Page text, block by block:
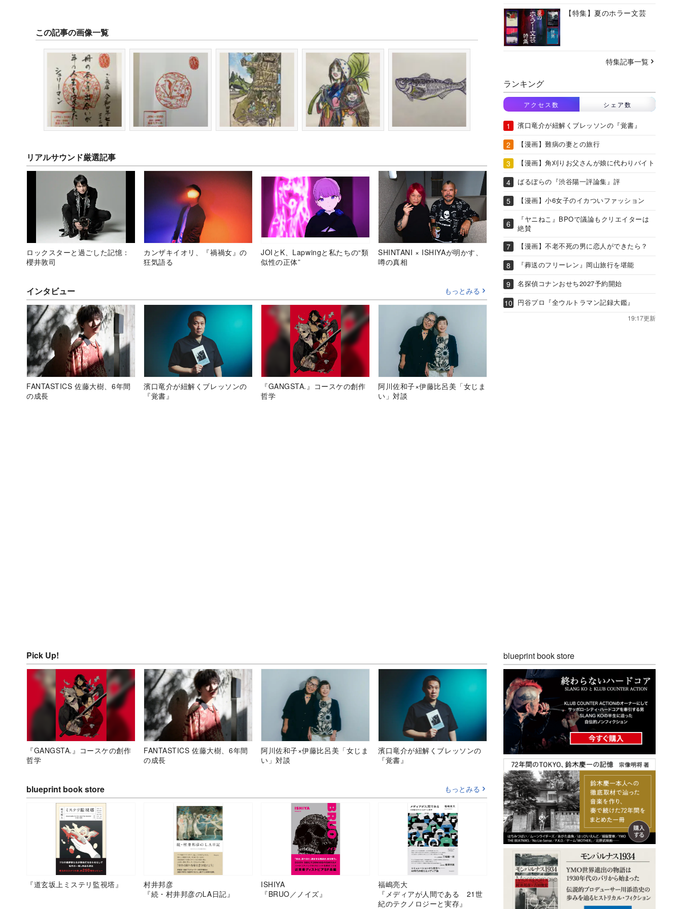
この記事の画像一覧
リアルサウンド厳選記事
ロックスターと過ごした記憶：
櫻井敦司
カンザキイオリ、『禍禍女』の
狂気語る
JOIとK、Lapwingと私たちの“類
似性の正体”
SHINTANI × ISHIYAが明かす、
噂の真相
インタビュー もっとみる
FANTASTICS 佐藤大樹、6年間
の成長
濱口竜介が紐解くブレッソンの
『覚書』
『GANGSTA.』コースケの創作
哲学
阿川佐和子×伊藤比呂美「女じま
い」対談
Pick Up!
『GANGSTA.』コースケの創作
哲学
FANTASTICS 佐藤大樹、6年間
の成長
阿川佐和子×伊藤比呂美「女じま
い」対談
濱口竜介が紐解くブレッソンの
『覚書』
blueprint book store もっとみる
『道玄坂上ミステリ監視塔』
村井邦彦
『続・村井邦彦のLA日記』
ISHIYA
『BRUO／ノイズ』
福嶋亮大
『メディアが人間である 21世
紀のテクノロジーと実存』
【特集】夏のホラー文芸
特集記事一覧
ランキング
アクセス数 シェア数
濱口竜介が紐解くブレッソンの『覚書』
【漫画】難病の妻との旅行
【漫画】角刈りお父さんが娘に代わりバイト
ばるぼらの『渋谷陽一評論集』評
【漫画】小6女子のイカついファッション
『ヤニねこ』BPOで議論もクリエイターは
絶賛
【漫画】不老不死の男に恋人ができたら？
『葬送のフリーレン』岡山旅行を堪能
名探偵コナンおせち2027予約開始
円谷プロ『全ウルトラマン記録大鑑』
19:17更新
blueprint book store